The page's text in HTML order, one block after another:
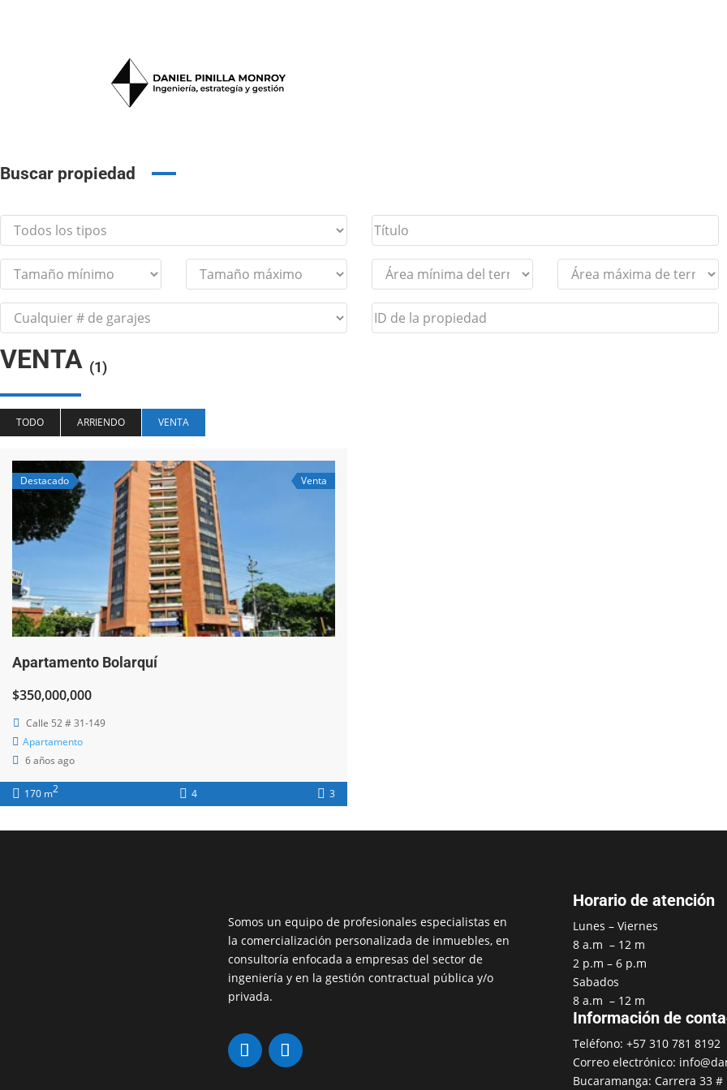
Buscar propiedad
VENTA (1)
TODO ARRIENDO VENTA
Destacado Venta
Apartamento Bolarquí
$350,000,000
Calle 52 # 31-149
Apartamento
6 años ago
170 m2 4 3
Somos un equipo de profesionales especialistas en
la comercialización personalizada de inmuebles, en
consultoría enfocada a empresas del sector de
ingeniería y en la gestión contractual pública y/o
privada.
Horario de atención
Lunes – Viernes
8 a.m – 12 m
2 p.m – 6 p.m
Sabados
8 a.m – 12 m
Información de
Teléfono: +57 310 781 8192
Correo electrónico:
Bucaramanga: Carrera 33 #